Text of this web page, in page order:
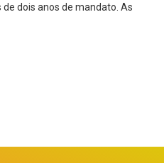
dois anos de mandato. As